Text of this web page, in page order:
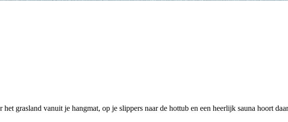
grasland vanuit je hangmat, op je slippers naar de hottub en een heerlijk sauna hoort